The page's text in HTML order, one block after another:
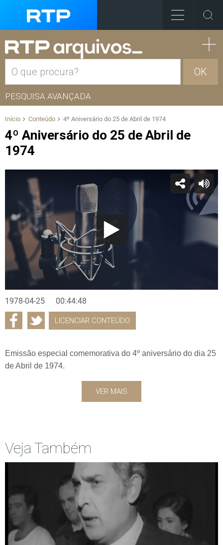
OK
PESQUISA AVANÇADA
Início Conteúdo 4º Aniversário do 25 de Abril de 1974
4º Aniversário do 25 de Abril de
1974
1978-04-25 00:44:48
LICENCIAR CONTEÚDO
Emissão especial comemorativa do 4º aniversário do dia 25
de Abril de 1974.
VER MAIS
Veja Também